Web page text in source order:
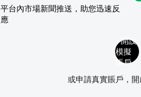
平台內市場新聞推送，助您迅速反
應